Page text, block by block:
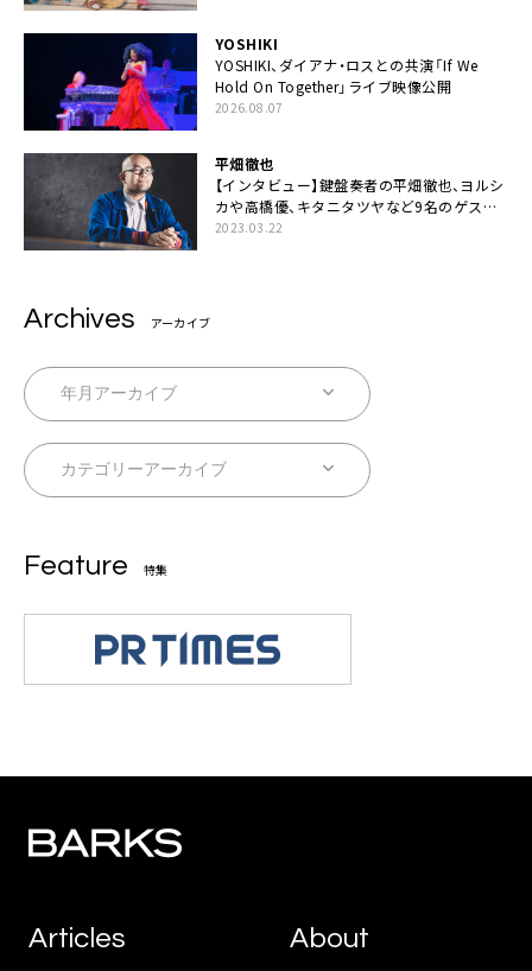
YOSHIKI
YOSHIKI、ダイアナ・ロスとの共演「If We
Hold On Together」ライブ映像公開
2026.08.07
平畑徹也
【インタビュー】鍵盤奏者の平畑徹也、ヨルシ
カや高橋優、キタニタツヤなど9名のゲスト
を迎えた初アルバムに音楽人生の総括「自分
2023.03.22
Archives アーカイブ
Feature 特集
Articles About